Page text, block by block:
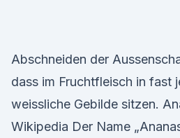
Abschneiden der
dass im Fruchtfleisch in fast
weissliche Gebilde sitzen.
Wikipedia Der Name